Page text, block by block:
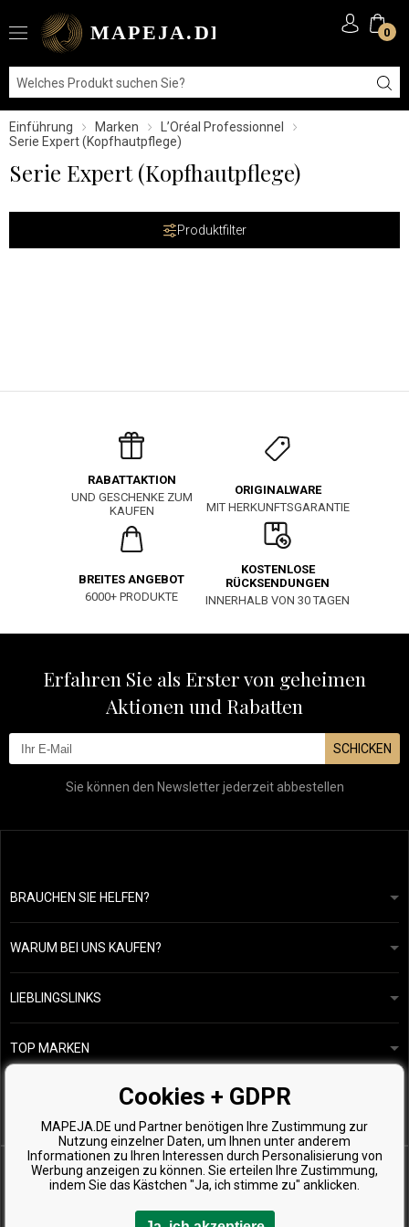
0
Einführung Marken
L’Oréal Professionnel
Serie Expert (Kopfhautpflege)
Serie Expert (Kopfhautpflege)
Produktfilter
RABATTAKTION
UND GESCHENKE ZUM
KAUFEN
ORIGINALWARE
MIT HERKUNFTSGARANTIE
BREITES ANGEBOT
6000+ PRODUKTE
KOSTENLOSE
RÜCKSENDUNGEN
INNERHALB VON 30 TAGEN
Erfahren Sie als Erster von geheimen
Aktionen und Rabatten
SCHICKEN
Sie können den Newsletter jederzeit abbestellen
BRAUCHEN SIE HELFEN?
info@mapeja.de
Wir werden innerhalb von 24 Stunden antworten.
WARUM BEI UNS KAUFEN?
Allgemeine geschäftsbedingungen
Datenschutzerklärung
Übersicht über Zahlungen und Versand
Rückgabe von Waren
LIEBLINGSLINKS
Unsere Geschichte
Kostenlose Produktproben
TOP MARKEN
Kérastase
Wella Professionals
Zenz Organic
Cookies + GDPR
MAPEJA.DE und Partner benötigen Ihre Zustimmung zur
Nutzung einzelner Daten, um Ihnen unter anderem
Informationen zu Ihren Interessen durch Personalisierung von
Werbung anzeigen zu können. Sie erteilen Ihre Zustimmung,
indem Sie das Kästchen "Ja, ich stimme zu" anklicken.